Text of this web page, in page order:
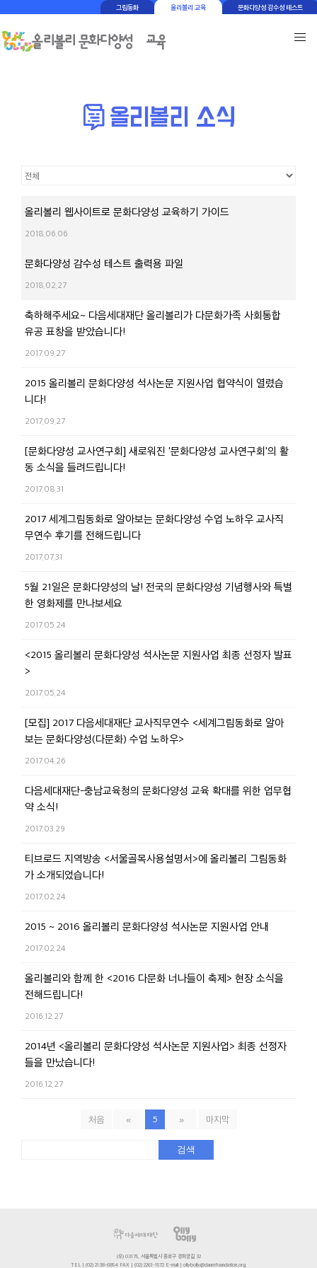
그림동화 올리볼리 교육 문화다양성 감수성 테스트
올리볼리 웹사이트로 문화다양성 교육하기 가이드
2018.06.06
문화다양성 감수성 테스트 출력용 파일
2018.02.27
축하해주세요~ 다음세대재단 올리볼리가 다문화가족 사회통합
유공 표창을 받았습니다!
2017.09.27
2015 올리볼리 문화다양성 석사논문 지원사업 협약식이 열렸습
니다!
2017.09.27
[문화다양성 교사연구회] 새로워진 '문화다양성 교사연구회'의 활
동 소식을 들려드립니다!
2017.08.31
2017 세계그림동화로 알아보는 문화다양성 수업 노하우 교사직
무연수 후기를 전해드립니다
2017.07.31
5월 21일은 문화다양성의 날! 전국의 문화다양성 기념행사와 특별
한 영화제를 만나보세요
2017.05.24
<2015 올리볼리 문화다양성 석사논문 지원사업 최종 선정자 발표
>
2017.05.24
[모집] 2017 다음세대재단 교사직무연수 <세계그림동화로 알아
보는 문화다양성(다문화) 수업 노하우>
2017.04.26
다음세대재단-충남교육청의 문화다양성 교육 확대를 위한 업무협
약 소식!
2017.03.29
티브로드 지역방송 <서울골목사용설명서>에 올리볼리 그림동화
가 소개되었습니다!
2017.02.24
2015 ~ 2016 올리볼리 문화다양성 석사논문 지원사업 안내
2017.02.24
올리볼리와 함께 한 <2016 다문화 너나들이 축제> 현장 소식을
전해드립니다!
2016.12.27
2014년 <올리볼리 문화다양성 석사논문 지원사업> 최종 선정자
들을 만났습니다!
2016.12.27
처음 « 5 » 마지막
검색
(우) 03175, 서울특별시 종로구 경희궁길 32
TEL | (02) 2138-6854 FAX | (02) 2261-1572 E-mail | ollybolly@daumfoundation.org